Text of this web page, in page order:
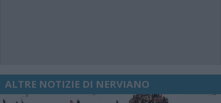
ALTRE NOTIZIE DI NERVIANO